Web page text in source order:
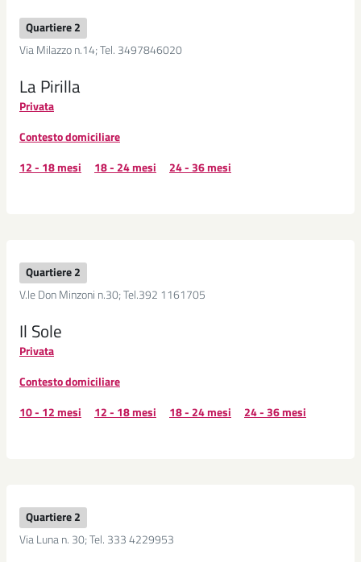
Quartiere 2
Via Milazzo n.14; Tel. 3497846020
La Pirilla
Privata
Contesto domiciliare
12 - 18 mesi
18 - 24 mesi 24 - 36 mesi
Quartiere 2
V.le Don Minzoni n.30; Tel.392 1161705
Il Sole
Privata
Contesto domiciliare
10 - 12 mesi
12 - 18 mesi 18 - 24 mesi 24 - 36 mesi
Quartiere 2
Via Luna n. 30; Tel. 333 4229953